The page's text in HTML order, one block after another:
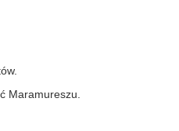
Maramureszu.